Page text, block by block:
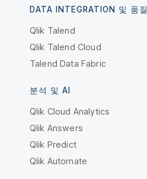
DATA INTEGRATION 및 품질
Qlik Talend
Qlik Talend Cloud
Talend Data Fabric
분석 및 AI
Qlik Cloud Analytics
Qlik Answers
Qlik Predict
Qlik Automate